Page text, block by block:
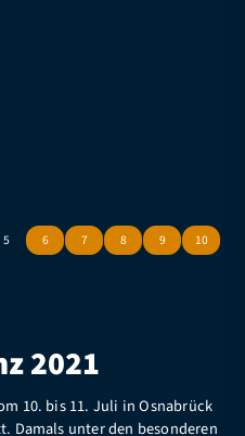
5 6 7 8 9
10
2021
10. bis 11. Juli in Osnabrück
Damals unter den besonderen